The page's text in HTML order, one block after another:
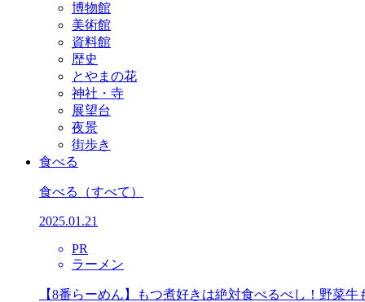
博物館
美術館
資料館
歴史
とやまの花
神社・寺
展望台
夜景
街歩き
食べる
食べる （すべて）
2025.01.21
PR
ラーメン
【8番らーめん】もつ煮好きは絶対食べるべし！野菜